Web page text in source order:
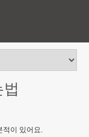
적이 있어요.